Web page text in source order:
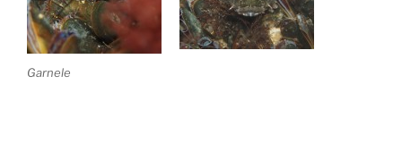
Garnele